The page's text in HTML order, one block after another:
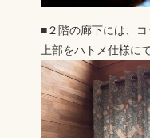
■２階の廊下には、コ
上部をハトメ仕様に